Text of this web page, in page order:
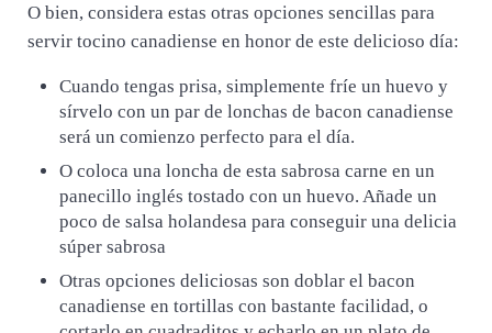
O bien, considera estas otras opciones sencillas para
servir tocino canadiense en honor de este delicioso día:
Cuando tengas prisa, simplemente fríe un huevo y
sírvelo con un par de lonchas de bacon canadiense
será un comienzo perfecto para el día.
O coloca una loncha de esta sabrosa carne en un
panecillo inglés tostado con un huevo. Añade un
poco de salsa holandesa para conseguir una delicia
súper sabrosa
Otras opciones deliciosas son doblar el bacon
canadiense en tortillas con bastante facilidad, o